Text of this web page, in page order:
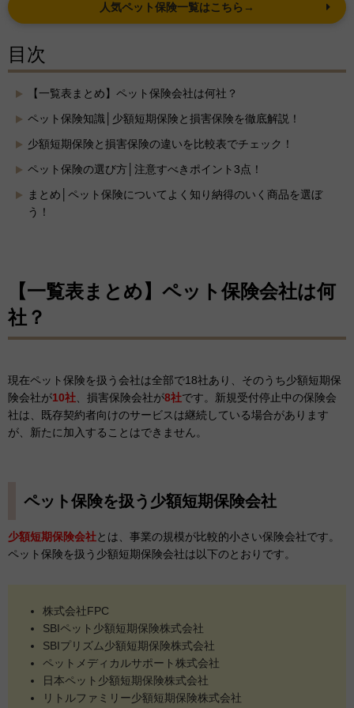
人気ペット保険一覧はこちら→
目次
【一覧表まとめ】ペット保険会社は何社？
ペット保険知識│少額短期保険と損害保険を徹底解説！
少額短期保険と損害保険の違いを比較表でチェック！
ペット保険の選び方│注意すべきポイント3点！
まとめ│ペット保険についてよく知り納得のいく商品を選ぼ
う！
【一覧表まとめ】ペット保険会社は何
社？
現在ペット保険を扱う会社は全部で18社あり、そのうち少額短期保
険会社が10社、損害保険会社が8社です。新規受付停止中の保険会
社は、既存契約者向けのサービスは継続している場合があります
が、新たに加入することはできません。
ペット保険を扱う少額短期保険会社
少額短期保険会社とは、事業の規模が比較的小さい保険会社です。
ペット保険を扱う少額短期保険会社は以下のとおりです。
株式会社FPC
SBIペット少額短期保険株式会社
SBIプリズム少額短期保険株式会社
ペットメディカルサポート株式会社
日本ペット少額短期保険株式会社
リトルファミリー少額短期保険株式会社